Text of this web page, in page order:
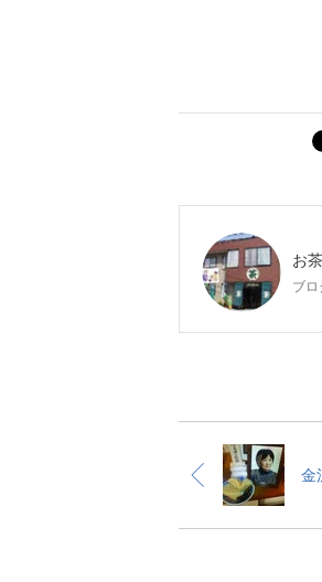
お
ブ